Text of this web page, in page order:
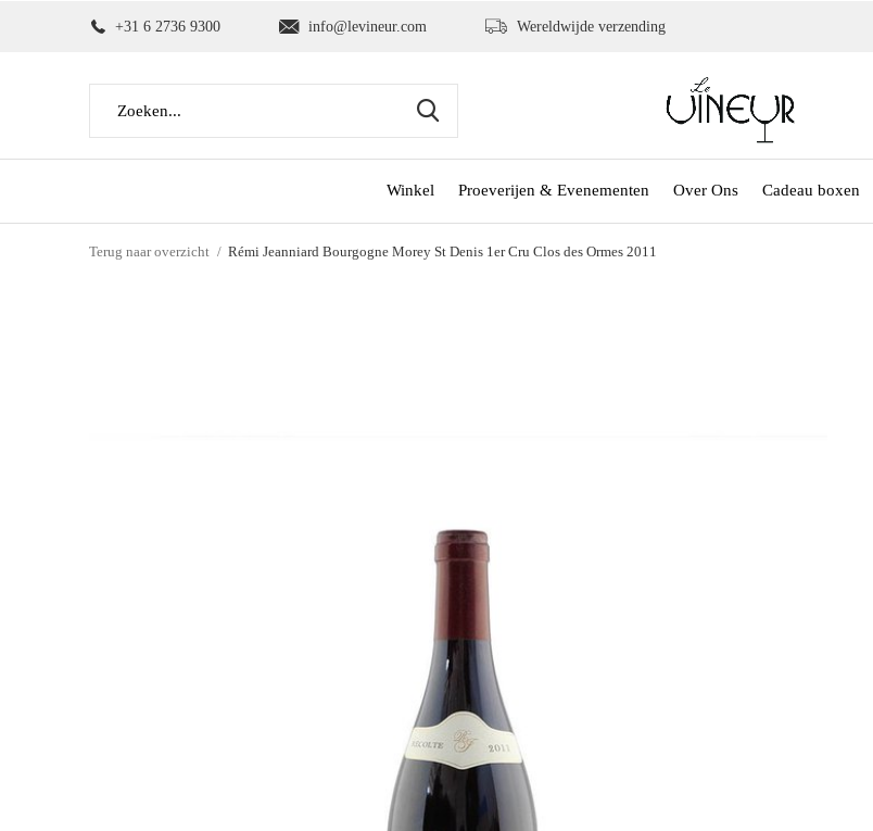
Winkel Proeverijen & Evenementen Over Ons Cadeau boxen
+31 6 2736 9300 info@levineur.com Wereldwijde verzending
Terug naar overzicht Rémi Jeanniard Bourgogne Morey St Denis 1er Cru Clos des Ormes 2011